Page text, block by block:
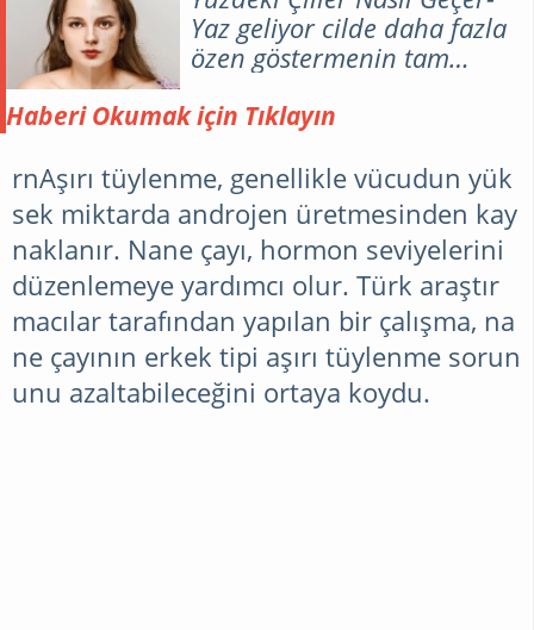
Yaz geliyor cilde daha fazla
özen göstermenin tam
çillerinden şikayetçi olanlara
Çiller neden olur? Nasıl
geçer? Yazın çiller için nasıl
bir yol izlenmeli? gibi
sorulara yanıtlar arayalım.
Çiller özellikle sıcak ve
güneşli havalarda daha fazla
görülebildiği gibi genetikte
olduğu düşünülüyor.
Özellikle güneş gördüğünüz
Haberi Okumak için Tıklayın
rnAşırı tüylenme, genellikle vücudun yük
sek miktarda androjen üretmesinden kay
naklanır. Nane çayı, hormon seviyelerini
düzenlemeye yardımcı olur. Türk araştır
macılar tarafından yapılan bir çalışma, na
ne çayının erkek tipi aşırı tüylenme sorun
unu azaltabileceğini ortaya koydu.